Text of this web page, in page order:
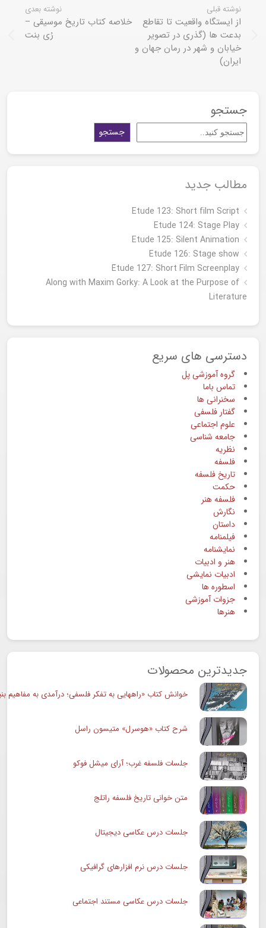
نوشته قبلی
از ایستگاه واقعیت تا تقاطع
بدعت ها (گذری در تصویر
خیابان و شهر در رمان جهان و
ایران)
نوشته بعدی
خلاصه کتاب تاریخ موسیقی –
رُی بنت
جستجو
جستجو
مطالب جدید
Etude 123: Short film Script
Etude 124: Stage Play
Etude 125: Silent Animation
Etude 126: Stage show
Étude 127: Short Film Screenplay
Along with Maxim Gorky: A Look at the Purpose of
Literature
دسترسی های سریع
گروه آموزشی پل
تماس باما
سخنرانی ها
گفتار فلسفی
علوم اجتماعی
جامعه شناسی
نظریه
فلسفه
تاریخ فلسفه
حکمت
فلسفه هنر
نگارش
داستان
فیلمنامه
نمایشنامه
هنر و ادبیات
ادبیات نمایشی
اسطوره ها
جزوات آموزشی
هنرها
جدیدترین محصولات
خوانش کتاب «راههایی به تفکر فلسفی؛ درآمدی به مفاهیم
شرح کتاب «هوسرل» متیسون راسل
جلسات فلسفه غرب؛ آرای میشل فوکو
متن خوانی تاریخ فلسفه راتلج
جلسات درس عکاسی دیجیتال
جلسات درس نرم افزارهای گرافیکی
جلسات درس عکاسی مستند اجتماعی